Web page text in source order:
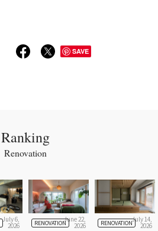
SAVE
Ranking
Renovation
July 6,
2026 RENOVATIONJune 22,
2026 RENOVATIONJuly 14,
2026